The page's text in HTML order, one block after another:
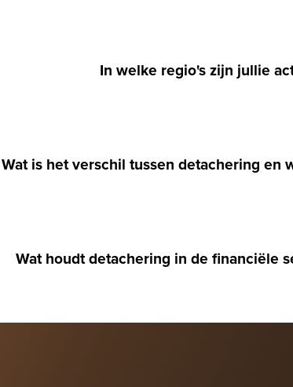
In welke regio's zijn jullie
Wat is het verschil tussen detachering en
Wat houdt detachering in de financiële